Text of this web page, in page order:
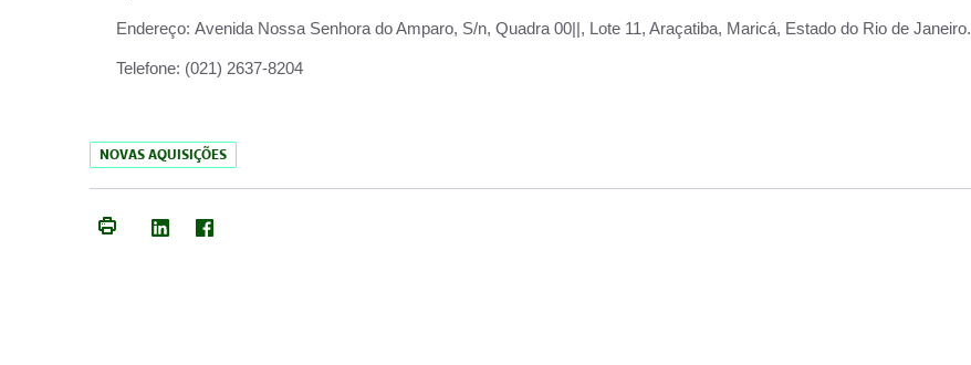
Endereço: Avenida Nossa Senhora do Amparo, S/n, Quadra 00||, Lote 11, Araçatiba, Maricá, Estado do Rio de Janeiro.
Telefone: (021) 2637-8204
NOVAS AQUISIÇÕES